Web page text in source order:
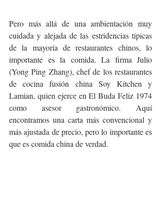
Pero más allá de una ambientación muy
cuidada y alejada de las estridencias típicas
de la mayoría de restaurantes chinos, lo
importante es la comida. La firma Julio
(Yong Ping Zhang), chef de los restaurantes
de cocina fusión china Soy Kitchen y
Lamian, quien ejerce en El Buda Feliz 1974
como asesor gastronómico. Aquí
encontramos una carta más convencional y
más ajustada de precio, pero lo importante es
que es comida china de verdad.